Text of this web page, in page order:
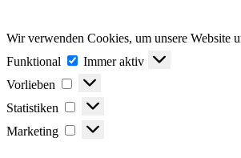
Wir verwenden Cookies, um unsere Website
Funktional
Funktional
Immer aktiv
Vorlieben
Vorlieben
Statistiken
Statistiken
Marketing
Marketing